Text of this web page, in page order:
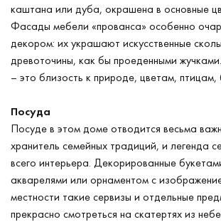
каштана или дуба, окрашена в основные
Фасады мебели «прованса» особенно
декором: их украшают искусственные
древоточины, как бы проеденными
– это близость к природе, цветам,
Посуда
Посуде в этом доме отводится весьма
хранитель семейных традиций, и легенда
всего интерьера. Декорированные
акварелями или орнаментом с
местности такие сервизы и отдельные
прекрасно смотреться на скатертях из